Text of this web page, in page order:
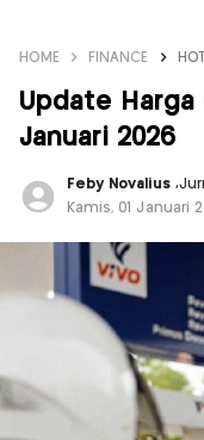
HOME FINANCE
Update Harga
Januari 2026
Feby Novalius ,
Kamis, 01 Januari